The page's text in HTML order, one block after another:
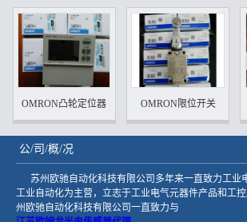
OMRON凸轮定位器 OMRON限位开关
公/司/概/况
苏州欧驰自动化科技有限公司多年来一直致力工业
工业自动化为主营，立志于工业电气元器件产品和工
州欧驰自动化科技有限公司一直致力与